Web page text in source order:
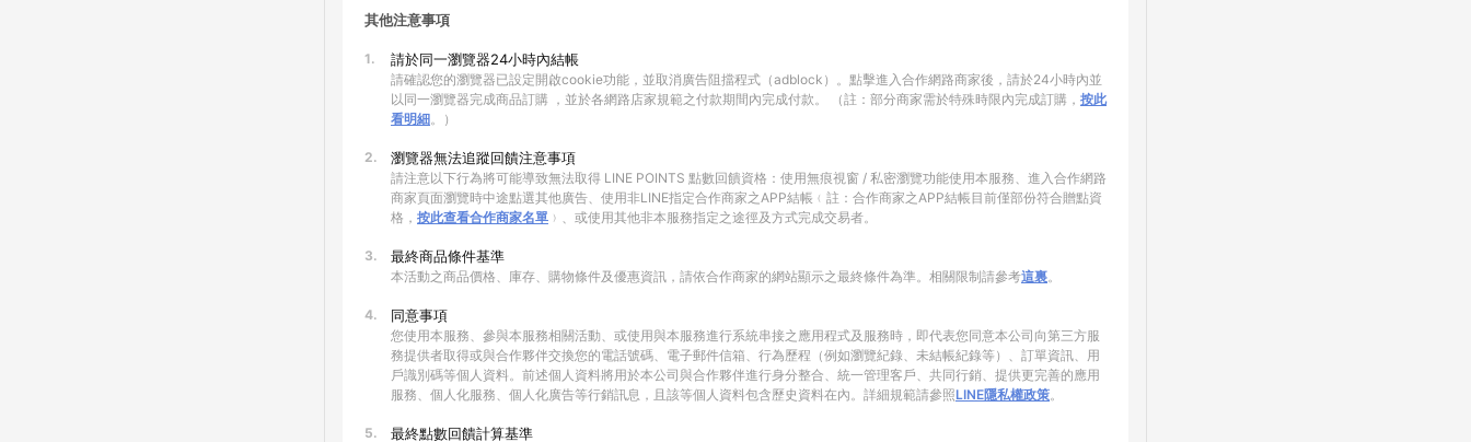
其他注意事項
1. 請於同一瀏覽器24小時內結帳
請確認您的瀏覽器已設定開啟cookie功能，並取消廣告阻擋程式（adblock）。點擊進入合作網路商家後，請於24小時內並
以同一瀏覽器完成商品訂購 ，並於各網路店家規範之付款期間內完成付款。 （註：部分商家需於特殊時限內完成訂購， 按此
看明細。）
2. 瀏覽器無法追蹤回饋注意事項
請注意以下行為將可能導致無法取得 LINE POINTS 點數回饋資格：使用無痕視窗 / 私密瀏覽功能使用本服務、進入合作網路
商家頁面瀏覽時中途點選其他廣告、使用非LINE指定合作商家之APP結帳﹙註：合作商家之APP結帳目前僅部份符合贈點資
格， 按此查看合作商家名單 ﹚、或使用其他非本服務指定之途徑及方式完成交易者。
3. 最終商品條件基準
本活動之商品價格、庫存、購物條件及優惠資訊，請依合作商家的網站顯示之最終條件為準。相關限制請參考這裏。
4. 同意事項
您使用本服務、參與本服務相關活動、或使用與本服務進行系統串接之應用程式及服務時，即代表您同意本公司向第三方服
務提供者取得或與合作夥伴交換您的電話號碼、電子郵件信箱、行為歷程（例如瀏覽紀錄、未結帳紀錄等）、訂單資訊、用
戶識別碼等個人資料。前述個人資料將用於本公司與合作夥伴進行身分整合、統一管理客戶、共同行銷、提供更完善的應用
服務、個人化服務、個人化廣告等行銷訊息，且該等個人資料包含歷史資料在內。詳細規範請參照LINE隱私權政策。
5. 最終點數回饋計算基準